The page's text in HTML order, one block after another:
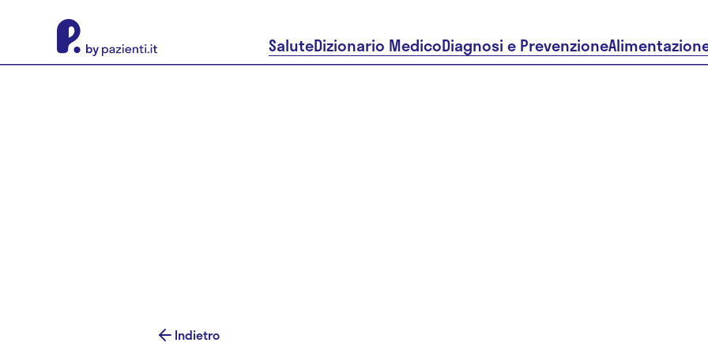
SaluteDizionario MedicoDiagnosi e Prevenzione
Indietro